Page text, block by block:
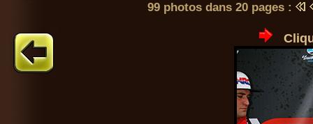
99 photos dans 20 pages :